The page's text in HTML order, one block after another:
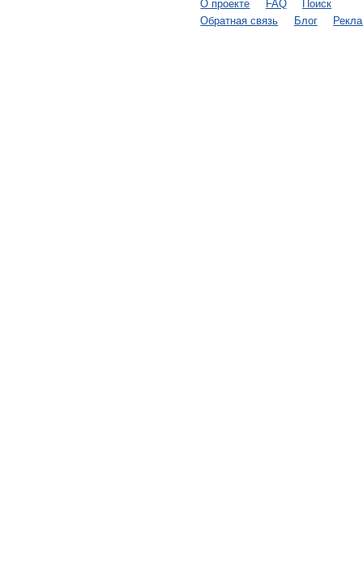
О проекте FAQ
Поиск
Обратная связь
Блог